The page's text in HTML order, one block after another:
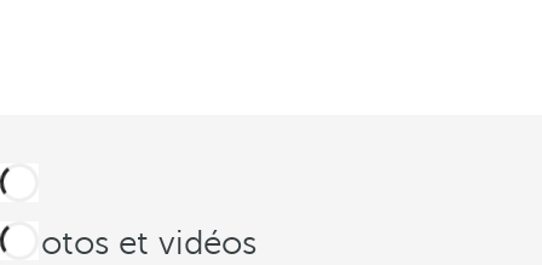
Photos et vidéos